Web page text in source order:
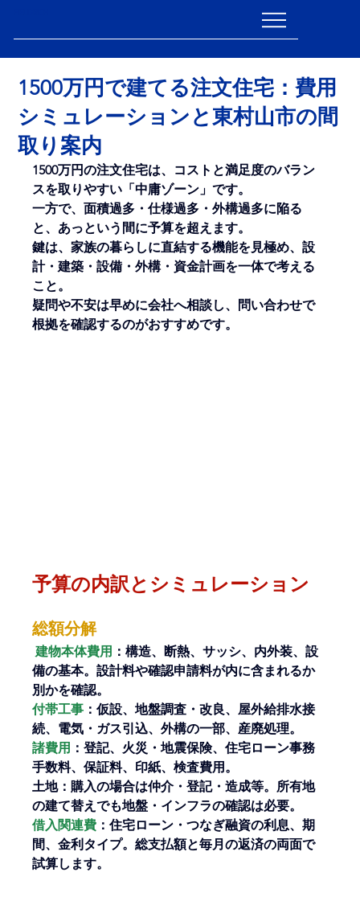
1500万円で建てる注文住宅：費用
シミュレーションと東村山市の間
取り案内
1500万円の注文住宅は、コストと満足度のバラン
スを取りやすい「中庸ゾーン」です。
一方で、面積過多・仕様過多・外構過多に陥る
と、あっという間に予算を超えます。
鍵は、家族の暮らしに直結する機能を見極め、設
計・建築・設備・外構・資金計画を一体で考える
こと。
疑問や不安は早めに会社へ相談し、問い合わせで
根拠を確認するのがおすすめです。
予算の内訳とシミュレーション
総額分解
建物本体費用 ：構造、断熱、サッシ、内外装、設
備の基本。設計料や確認申請料が内に含まれるか
別かを確認。
付帯工事 ：仮設、地盤調査・改良、屋外給排水接
続、電気・ガス引込、外構の一部、産廃処理。
諸費用 ：登記、火災・地震保険、住宅ローン事務
手数料、保証料、印紙、検査費用。
土地：購入の場合は仲介・登記・造成等。所有地
の建て替えでも地盤・インフラの確認は必要。
借入関連費 ：住宅ローン・つなぎ融資の利息、期
間、金利タイプ。総支払額と毎月の返済の両面で
試算します。